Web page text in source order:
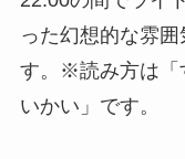
った幻想的な雰
す。※読み方は「
いかい」です。